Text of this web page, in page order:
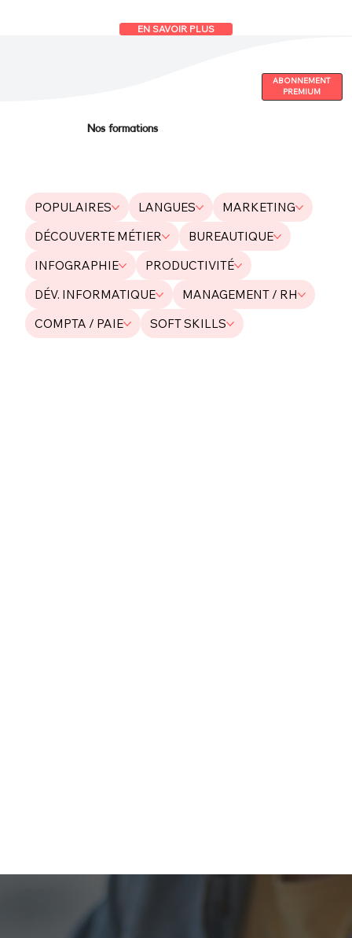
Nos formations
POPULAIRES LANGUES
MARKETING
DÉCOUVERTE MÉTIER
BUREAUTIQUE
INFOGRAPHIE
PRODUCTIVITÉ
DÉV. INFORMATIQUE
MANAGEMENT / RH
COMPTA / PAIE
SOFT SKILLS
ABONNEMENT
PREMIUM
EN SAVOIR PLUS